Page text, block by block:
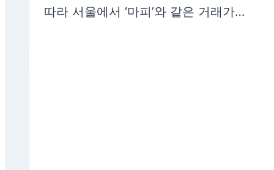
따라 서울에서 ‘마피’와 같은 거래가…